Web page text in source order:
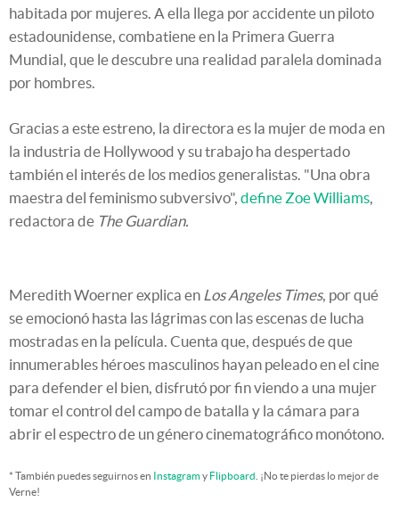
habitada por mujeres. A ella llega por accidente un piloto
estadounidense, combatiene en la Primera Guerra
Mundial, que le descubre una realidad paralela dominada
por hombres.
Gracias a este estreno, la directora es la mujer de moda en
la industria de Hollywood y su trabajo ha despertado
también el interés de los medios generalistas. "Una obra
maestra del feminismo subversivo", define Zoe Williams,
redactora de The Guardian.
Meredith Woerner explica en Los Angeles Times, por qué
se emocionó hasta las lágrimas con las escenas de lucha
mostradas en la película. Cuenta que, después de que
innumerables héroes masculinos hayan peleado en el cine
para defender el bien, disfrutó por fin viendo a una mujer
tomar el control del campo de batalla y la cámara para
abrir el espectro de un género cinematográfico monótono.
* También puedes seguirnos en Instagramy Flipboard . ¡No te pierdas lo mejor de
Verne!